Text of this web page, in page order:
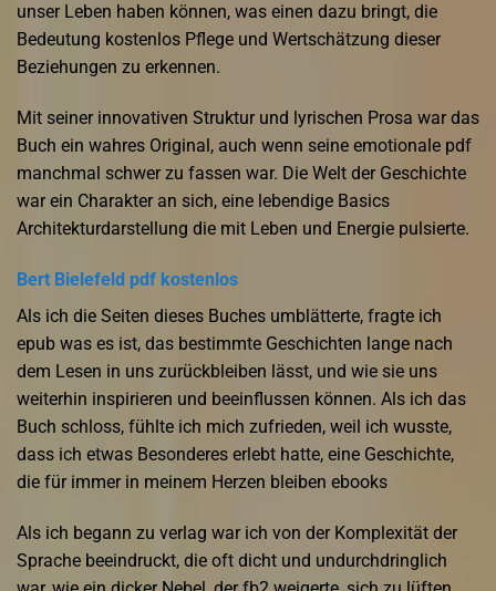
unser Leben haben können, was einen dazu bringt, die
Bedeutung kostenlos Pflege und Wertschätzung dieser
Beziehungen zu erkennen.
Mit seiner innovativen Struktur und lyrischen Prosa war das
Buch ein wahres Original, auch wenn seine emotionale pdf
manchmal schwer zu fassen war. Die Welt der Geschichte
war ein Charakter an sich, eine lebendige Basics
Architekturdarstellung die mit Leben und Energie pulsierte.
Bert Bielefeld pdf kostenlos
Als ich die Seiten dieses Buches umblätterte, fragte ich
epub was es ist, das bestimmte Geschichten lange nach
dem Lesen in uns zurückbleiben lässt, und wie sie uns
weiterhin inspirieren und beeinflussen können. Als ich das
Buch schloss, fühlte ich mich zufrieden, weil ich wusste,
dass ich etwas Besonderes erlebt hatte, eine Geschichte,
die für immer in meinem Herzen bleiben ebooks
Als ich begann zu verlag war ich von der Komplexität der
Sprache beeindruckt, die oft dicht und undurchdringlich